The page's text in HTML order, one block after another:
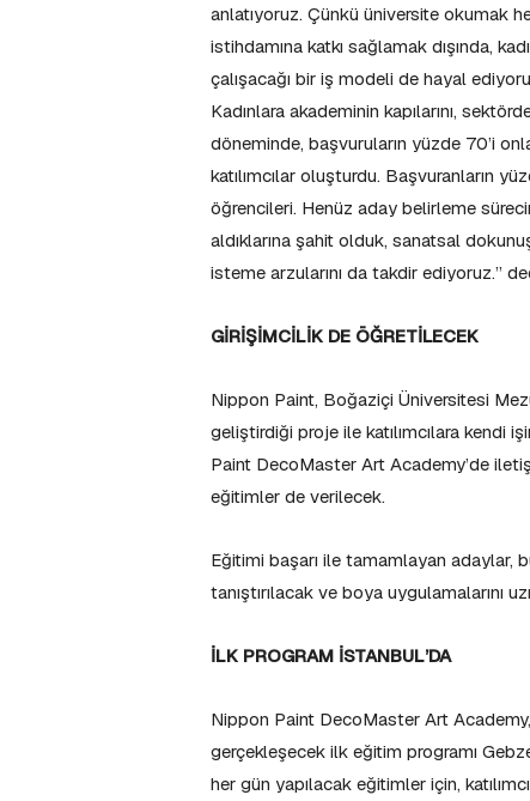
anlatıyoruz. Çünkü üniversite okumak
istihdamına katkı sağlamak dışında,
çalışacağı bir iş modeli de hayal
Kadınlara akademinin kapılarını,
döneminde, başvuruların yüzde 70’i
katılımcılar oluşturdu. Başvuranların
öğrencileri. Henüz aday belirleme
aldıklarına şahit olduk, sanatsal
isteme arzularını da takdir ediyoruz.”
GİRİŞİMCİLİK DE ÖĞRETİLECEK
Nippon Paint, Boğaziçi Üniversitesi
geliştirdiği proje ile katılımcılara kendi
Paint DecoMaster Art Academy’de
eğitimler de verilecek.
Eğitimi başarı ile tamamlayan adaylar,
tanıştırılacak ve boya uygulamalarını
İLK PROGRAM İSTANBUL’DA
Nippon Paint DecoMaster Art
gerçekleşecek ilk eğitim programı
her gün yapılacak eğitimler için,